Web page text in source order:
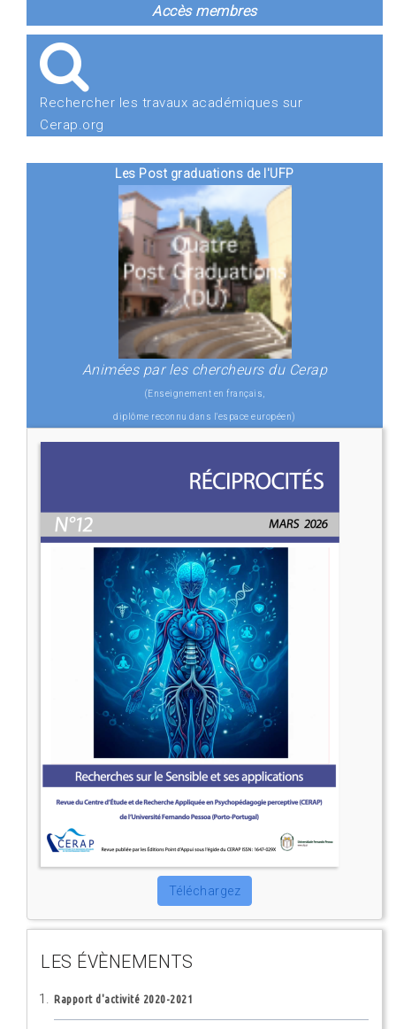
Accès membres
Rechercher les travaux académiques sur
Cerap.org
Les Post graduations de l'UFP
Animées par les chercheurs du Cerap
(Enseignement en français,
diplôme reconnu dans l'espace européen)
Téléchargez
LES ÉVÈNEMENTS
Rapport d'activité 2020-2021